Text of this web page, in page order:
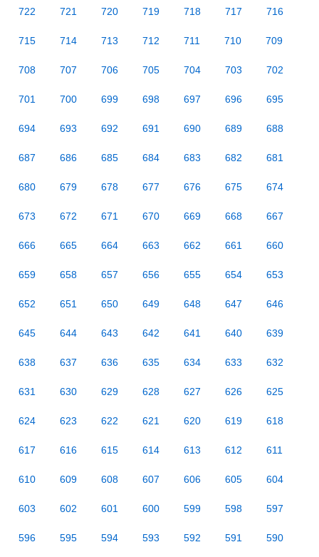
722 721 720 719 718 717 716
715 714 713 712 711 710 709
708 707 706 705 704 703 702
701 700 699 698 697 696 695
694 693 692 691 690 689 688
687 686 685 684 683 682 681
680 679 678 677 676 675 674
673 672 671 670 669 668 667
666 665 664 663 662 661 660
659 658 657 656 655 654 653
652 651 650 649 648 647 646
645 644 643 642 641 640 639
638 637 636 635 634 633 632
631 630 629 628 627 626 625
624 623 622 621 620 619 618
617 616 615 614 613 612 611
610 609 608 607 606 605 604
603 602 601 600 599 598 597
596 595 594 593 592 591 590